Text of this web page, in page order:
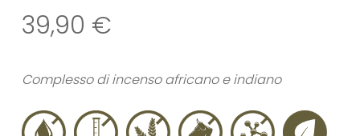
39,90 €
Complesso di incenso africano e indiano